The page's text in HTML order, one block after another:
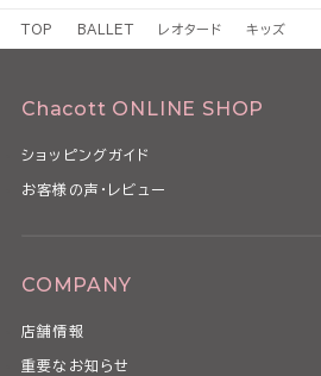
TOP BALLET レオタード キッズ
Chacott ONLINE SHOP
ショッピングガイド
お客様の声・レビュー
COMPANY
店舗情報
重要なお知らせ